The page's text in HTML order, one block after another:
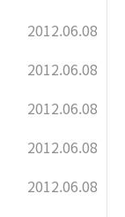
2012.06.08
2012.06.08
2012.06.08
2012.06.08
2012.06.08